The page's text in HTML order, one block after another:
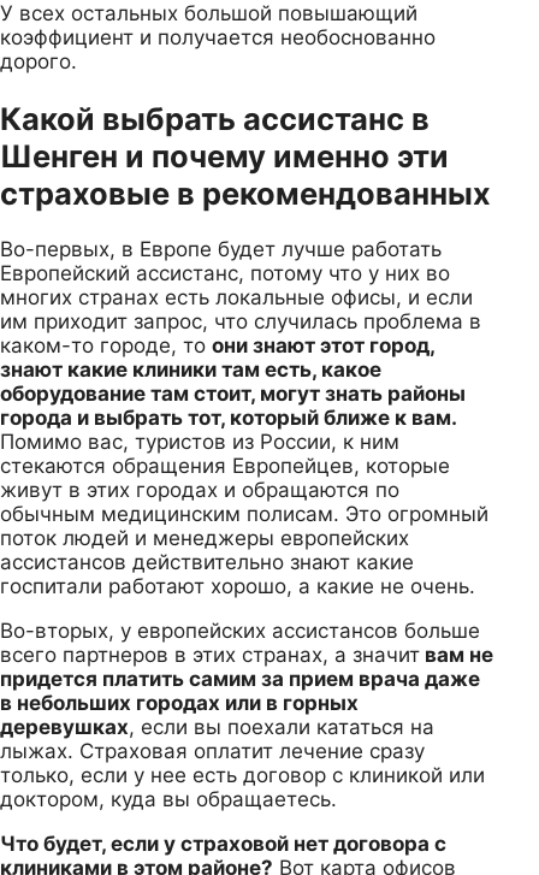
У всех остальных большой повышающий
коэффициент и получается необоснованно
дорого.
Какой выбрать ассистанс в
Шенген и почему именно эти
страховые в рекомендованных
Во-первых, в Европе будет лучше работать
Европейский ассистанс, потому что у них во
многих странах есть локальные офисы, и если
им приходит запрос, что случилась проблема в
каком-то городе, то они знают этот город,
знают какие клиники там есть, какое
оборудование там стоит, могут знать районы
города и выбрать тот, который ближе к вам.
Помимо вас, туристов из России, к ним
стекаются обращения Европейцев, которые
живут в этих городах и обращаются по
обычным медицинским полисам. Это огромный
поток людей и менеджеры европейских
ассистансов действительно знают какие
госпитали работают хорошо, а какие не очень.
Во-вторых, у европейских ассистансов больше
всего партнеров в этих странах, а значит вам не
придется платить самим за прием врача даже
в небольших городах или в горных
деревушках, если вы поехали кататься на
лыжах. Страховая оплатит лечение сразу
только, если у нее есть договор с клиникой или
доктором, куда вы обращаетесь.
Что будет, если у страховой нет договора с
клиниками в этом районе? Вот карта офисов